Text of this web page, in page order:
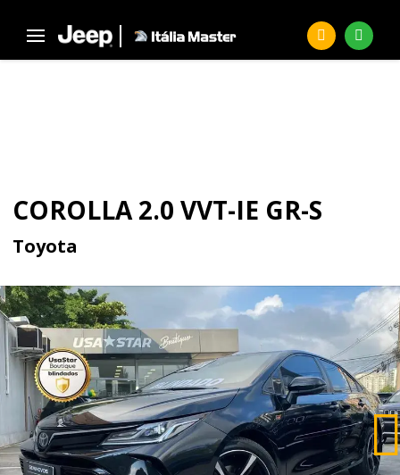
COROLLA 2.0 VVT-IE GR-S
Toyota